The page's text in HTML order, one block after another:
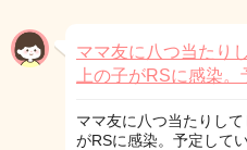
ママ友に八つ当たり
上の子がRSに感染
ママ友に八つ当たりし
がRSに感染。予定して